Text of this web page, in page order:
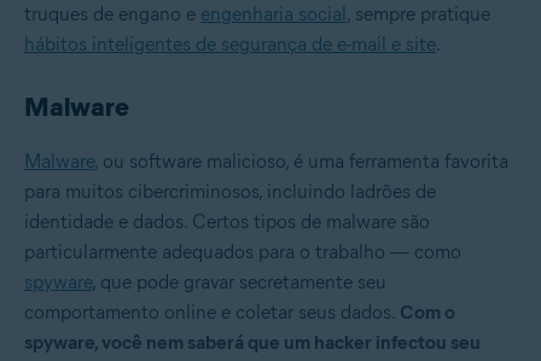
truques de engano e engenharia social , sempre pratique
hábitos inteligentes de segurança de e-mail e site.
Malware
Malware, ou software malicioso, é uma ferramenta favorita
para muitos cibercriminosos, incluindo ladrões de
identidade e dados. Certos tipos de malware são
particularmente adequados para o trabalho — como
spyware, que pode gravar secretamente seu
comportamento online e coletar seus dados. Com o
spyware, você nem saberá que um hacker infectou seu